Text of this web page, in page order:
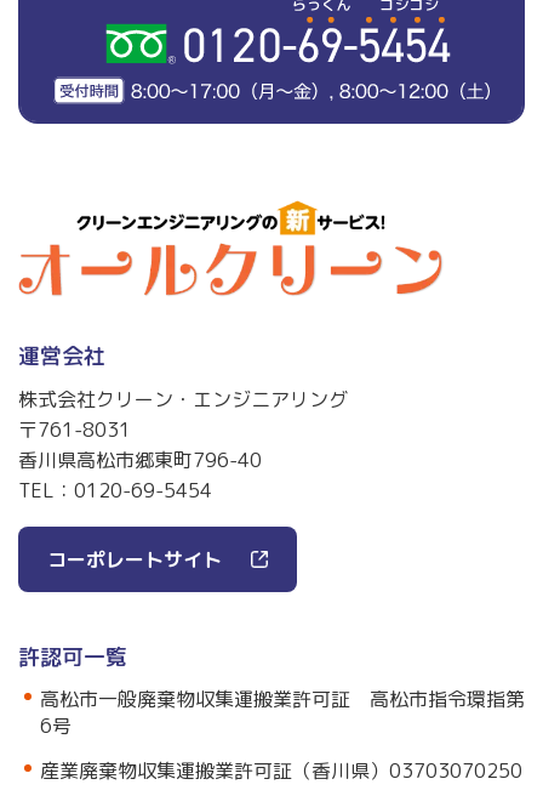
運営会社
株式会社クリーン・エンジニアリング
〒761-8031
香川県高松市郷東町796-40
TEL： 0120-69-5454
コーポレートサイト
許認可一覧
高松市一般廃棄物収集運搬業許可証 高松市指令環指第
6号
産業廃棄物収集運搬業許可証（香川県）03703070250